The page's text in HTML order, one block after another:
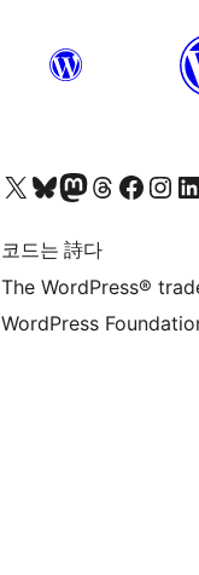
X(이전 트위터) 계정 방문하기블루스카이 계정 방문하기마스토돈 계정 방문하기스레드 계정 방문하기 페이스북 페이지 방문하기인스타그램 계정 방문하기 LinkedIn 계정 방문하기
코드는 詩다
The WordPress®
WordPress